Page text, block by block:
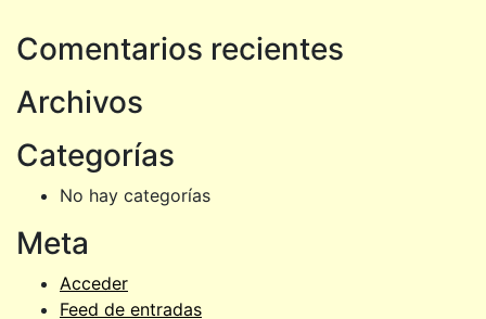
Comentarios recientes
Archivos
Categorías
No hay categorías
Meta
Acceder
Feed de entradas